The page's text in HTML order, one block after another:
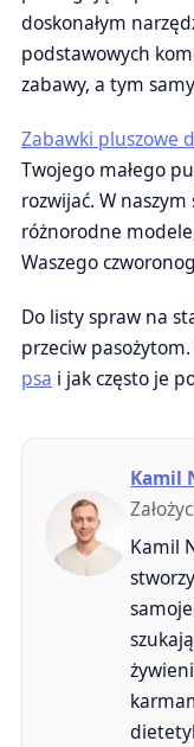
doskonałym
podstawowych
zabawy, a tym
Zabawki pluszowe
Twojego małego
rozwijać. W
różnorodne
Waszego
Do listy spraw na
przeciw
psa i jak często je
Kamil
Kamil